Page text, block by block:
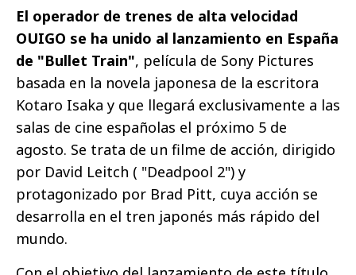
El operador de trenes de alta velocidad
OUIGO se ha unido al lanzamiento en España
de "Bullet Train", película de Sony Pictures
basada en la novela japonesa de la escritora
Kotaro Isaka y que llegará exclusivamente a las
salas de cine españolas el próximo 5 de
agosto. Se trata de un filme de acción, dirigido
por David Leitch ( "Deadpool 2") y
protagonizado por Brad Pitt, cuya acción se
desarrolla en el tren japonés más rápido del
mundo.